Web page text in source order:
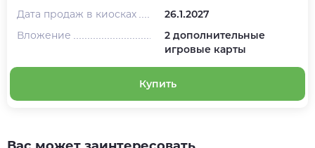
Дата продаж в киосках
26.1.2027
Вложение
2 дополнительные
игровые карты
Купить